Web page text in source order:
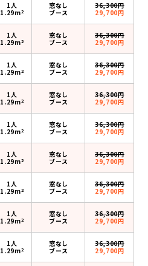
1人
1.29m2
窓なし
ブース
36,300円
29,700円
1人
1.29m2
窓なし
ブース
36,300円
29,700円
1人
1.29m2
窓なし
ブース
36,300円
29,700円
1人
1.29m2
窓なし
ブース
36,300円
29,700円
1人
1.29m2
窓なし
ブース
36,300円
29,700円
1人
1.29m2
窓なし
ブース
36,300円
29,700円
1人
1.29m2
窓なし
ブース
36,300円
29,700円
1人
1.29m2
窓なし
ブース
36,300円
29,700円
1人
1.29m2
窓なし
ブース
36,300円
29,700円